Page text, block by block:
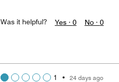
Was it helpful? Yes · 0 No · 0
1 • 24 days ago